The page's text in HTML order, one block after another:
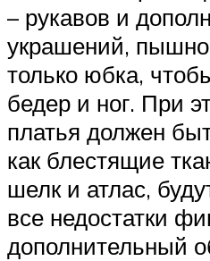
– рукавов и
украшений,
только юбка,
бедер и ног. При
платья должен
как блестящие
шелк и атлас,
все недостатки
дополнительный